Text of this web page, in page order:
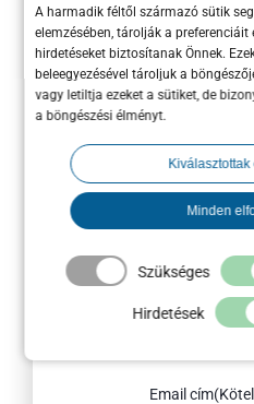
A harmadik féltől származó sütik
elemzésében, tárolják a
hirdetéseket biztosítanak Önnek.
beleegyezésével tároljuk a
vagy letiltja ezeket a sütiket, de
a böngészési élményt.
Minden
Szükséges
Hirdetések
Ezen az űrlapon
kapcsolatfelvétel.
Vezetéknév
Email cím